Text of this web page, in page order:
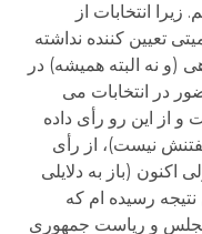
انتخابات از
تعیین کننده نداشته
این حال از خرداد 76 تا 96 گاهی (و نه البته همیشه) در
در انتخابات می
و از این رو رأی داده
نیست)، از رأی
اکنون (باز به دلایلی
رسیده ام که
مجلس و ریاست جمهوری